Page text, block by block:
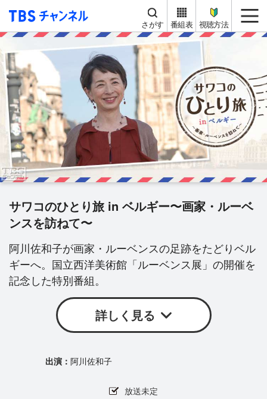
TBS チャンネル
さがす 番組表 視聴方法
サワコのひとり旅 in ベルギー〜画家・ルーベ
ンスを訪ねて〜
阿川佐和子が画家・ルーベンスの足跡をたどりベル
ギーへ。国立西洋美術館「ルーベンス展」の開催を
記念した特別番組。
詳しく見る
阿川佐和子
放送未定